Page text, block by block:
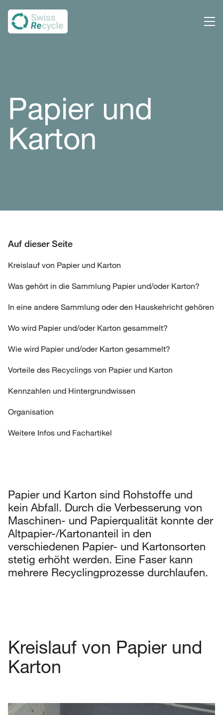
Papier und
Karton
Auf dieser Seite
Kreislauf von Papier und Karton
Was gehört in die Sammlung Papier und/oder Karton?
In eine andere Sammlung oder den Hauskehricht gehören
Wo wird Papier und/oder Karton gesammelt?
Wie wird Papier und/oder Karton gesammelt?
Vorteile des Recyclings von Papier und Karton
Kennzahlen und Hintergrundwissen
Organisation
Weitere Infos und Fachartikel
Papier und Karton sind Rohstoffe und
kein Abfall. Durch die Verbesserung von
Maschinen- und Papierqualität konnte der
Altpapier-/Kartonanteil in den
verschiedenen Papier- und Kartonsorten
stetig erhöht werden. Eine Faser kann
mehrere Recyclingprozesse durchlaufen.
Kreislauf von Papier und
Karton